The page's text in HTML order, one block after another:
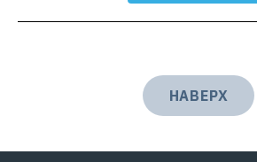
НАВЕРХ